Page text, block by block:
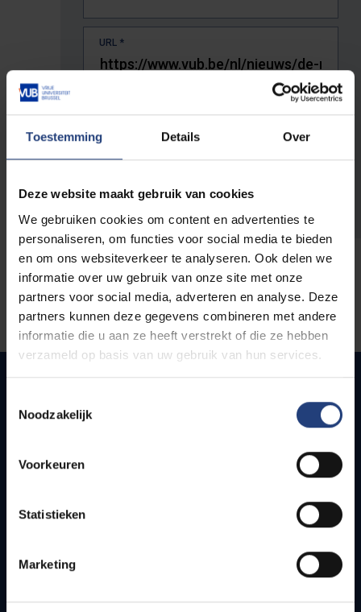
Toestemming Details Over
Deze website maakt gebruik van cookies
We gebruiken cookies om content en advertenties te
personaliseren, om functies voor social media te bieden
en om ons websiteverkeer te analyseren. Ook delen we
informatie over uw gebruik van onze site met onze
partners voor social media, adverteren en analyse. Deze
partners kunnen deze gegevens combineren met andere
informatie die u aan ze heeft verstrekt of die ze hebben
verzameld op basis van uw gebruik van hun services.
Noodzakelijk
Voorkeuren
Statistieken
Marketing
URL *
De volledige URL van de pagina waar je de fout zag.
Snel naar
Bereikbaarheid